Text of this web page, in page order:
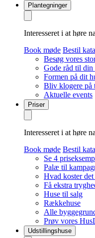
Plantegninger
Interesseret i at høre
Book møde Bestil
Besøg vores
Gode råd til din
Formen på dit
Bliv klogere på
Aktuelle events
Priser
Interesseret i at høre
Book møde Bestil
Se 4
Palæ til
Hvad koster
Få ekstra
Huse til salg
Rækkehuse
Alle
Prøv vores
Udstillingshuse